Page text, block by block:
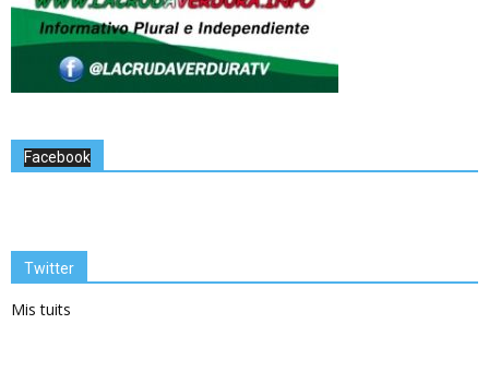
Facebook
Twitter
Mis tuits